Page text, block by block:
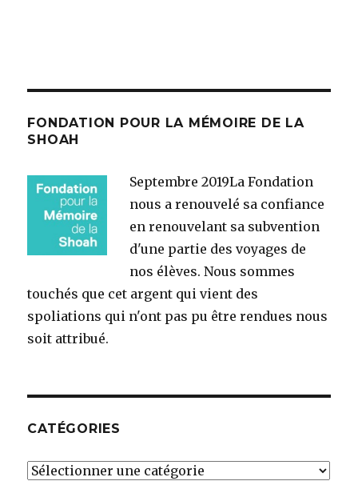
FONDATION POUR LA MÉMOIRE DE LA
SHOAH
Septembre 2019La Fondation
nous a renouvelé sa confiance
en renouvelant sa subvention
d'une partie des voyages de
nos élèves. Nous sommes
touchés que cet argent qui vient des
spoliations qui n'ont pas pu être rendues nous
soit attribué.
CATÉGORIES
Catégories